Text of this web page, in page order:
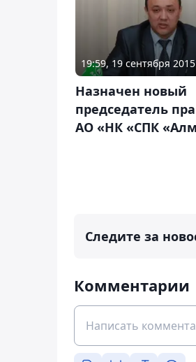
19:59, 19 сентября 2015
Назначен новый
председатель
АО «НК «СПК
Следите за
Комментарии